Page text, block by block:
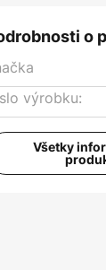
o
výrobku:
Všetky